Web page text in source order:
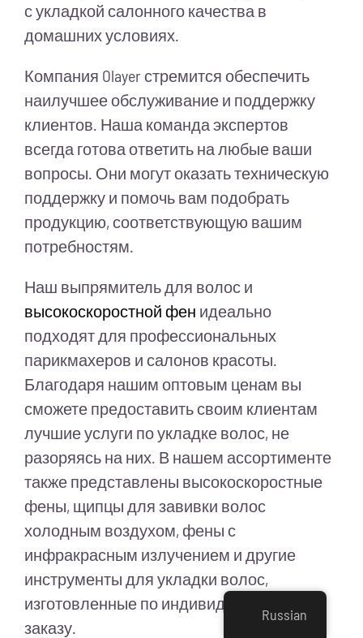
с укладкой салонного качества в
домашних условиях.
Компания Olayer стремится обеспечить
наилучшее обслуживание и поддержку
клиентов. Наша команда экспертов
всегда готова ответить на любые ваши
вопросы. Они могут оказать техническую
поддержку и помочь вам подобрать
продукцию, соответствующую вашим
потребностям.
Наш выпрямитель для волос и
высокоскоростной фен идеально
подходят для профессиональных
парикмахеров и салонов красоты.
Благодаря нашим оптовым ценам вы
сможете предоставить своим клиентам
лучшие услуги по укладке волос, не
разоряясь на них. В нашем ассортименте
также представлены высокоскоростные
фены, щипцы для завивки волос
холодным воздухом, фены с
инфракрасным излучением и другие
инструменты для укладки волос,
изготовленные по индивидуальному
заказу.
Russian